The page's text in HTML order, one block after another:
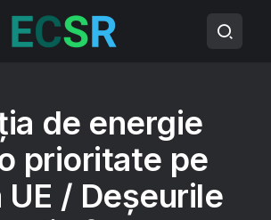
de energie
prioritate pe
/ Deșeurile